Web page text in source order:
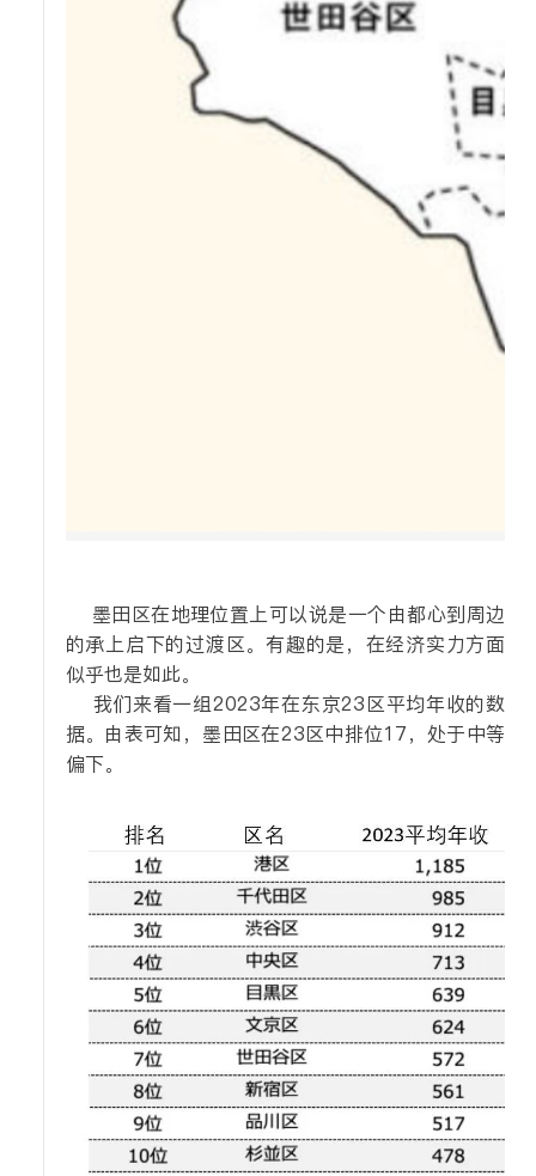
墨田区在地理位置上可以说是一个由都心到周边
的承上启下的过渡区。有趣的是，在经济实力方面
似乎也是如此。
我们来看一组2023年在东京23区平均年收的数
据。由表可知，墨田区在23区中排位17，处于中等
偏下。